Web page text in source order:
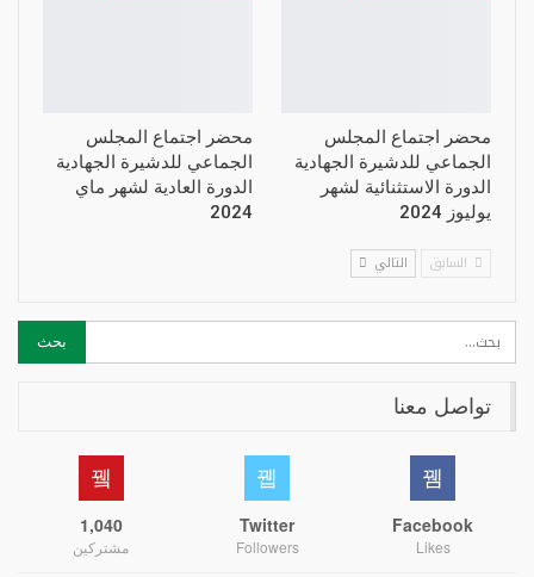
محضر اجتماع المجلس
الجماعي للدشيرة الجهادية
الدورة الاستثنائية لشهر
يوليوز 2024
محضر اجتماع المجلس
الجماعي للدشيرة الجهادية
الدورة العادية لشهر ماي
2024
السابق التالي
تواصل معنا
Facebook
Likes
Twitter
Followers
1,040
مشتركين